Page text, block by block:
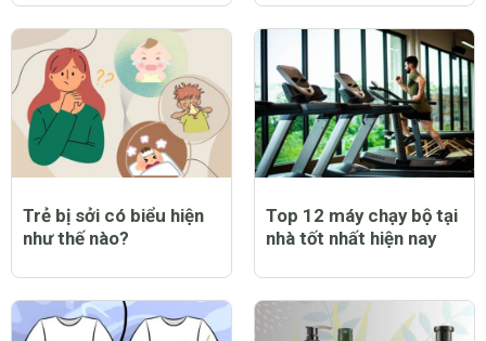
Trẻ bị sởi có biểu hiện
như thế nào?
Top 12 máy chạy bộ tại
nhà tốt nhất hiện nay